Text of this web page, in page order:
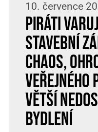
10. července
Piráti
stavební
chaos,
veřejného
větší
bydlení